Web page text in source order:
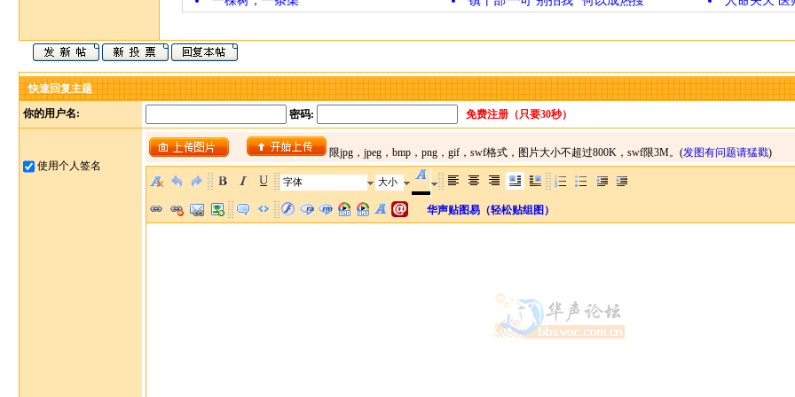
快速回复主题
你的用户名:
密码: 免费注册（只要30秒）
使用个人签名
字体 大小
华声贴图易（轻松贴组图）